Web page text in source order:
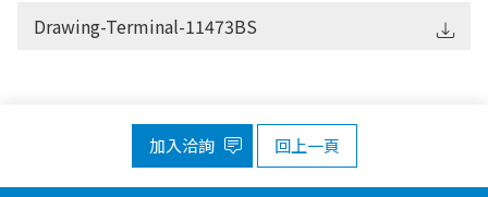
Drawing-Terminal-11473BS
加入洽詢 回上一頁